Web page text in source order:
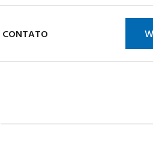
CONTATO